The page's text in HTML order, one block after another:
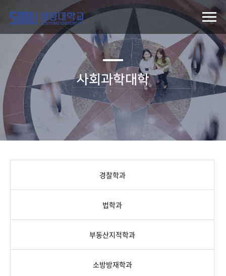
사회과학대학
경찰학과
법학과
부동산지적학과
소방방재학과